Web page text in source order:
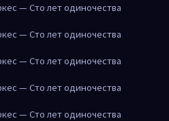
— Сто лет одиночества
— Сто лет одиночества
— Сто лет одиночества
— Сто лет одиночества
— Сто лет одиночества